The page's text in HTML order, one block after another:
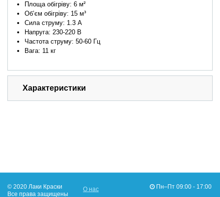
Площа обігріву: 6 м²
Об’єм обігріву: 15 м³
Сила струму: 1.3 А
Напруга: 230-220 В
Частота струму: 50-60 Гц
Вага: 11 кг
Характеристики
© 2020 Лаки Краски
Все права защищены
О нас Пн–Пт 09:00 - 17:00